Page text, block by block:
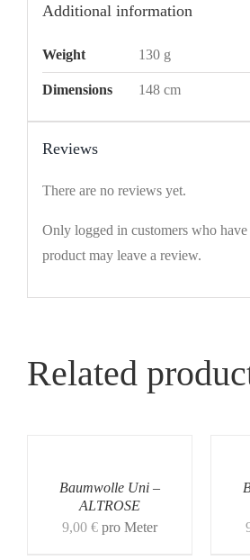
Additional information
Weight 130 g
Dimensions 148 cm
Reviews
There are no reviews yet.
Only logged in customers who have
product may leave a review.
Related
Baumwolle Uni –
ALTROSE
9,00 € pro Meter